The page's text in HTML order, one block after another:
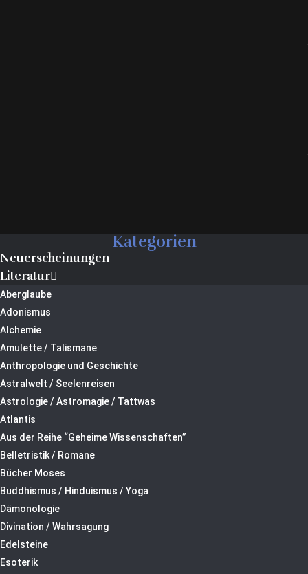
Kategorien
Neuerscheinungen
Literatur
Aberglaube
Adonismus
Alchemie
Amulette / Talismane
Anthropologie und Geschichte
Astralwelt / Seelenreisen
Astrologie / Astromagie / Tattwas
Atlantis
Aus der Reihe “Geheime Wissenschaften”
Belletristik / Romane
Bücher Moses
Buddhismus / Hinduismus / Yoga
Dämonologie
Divination / Wahrsagung
Edelsteine
Esoterik